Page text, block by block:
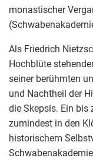
monastischer
Als Friedrich
Hochblüte
seiner berühmten
und Nachtheil der
die Skepsis. Ein bis
zumindest in den
historischem